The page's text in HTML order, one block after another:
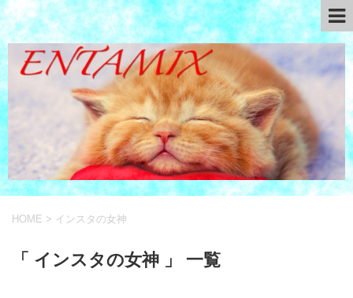
HOME > インスタの女神
「 インスタの女神 」 一覧